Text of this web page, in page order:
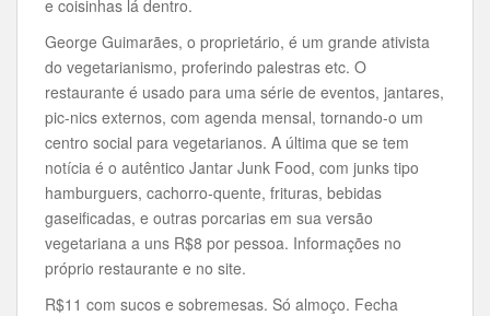
e coisinhas lá dentro.
George Guimarães, o proprietário, é um grande ativista
do vegetarianismo, proferindo palestras etc. O
restaurante é usado para uma série de eventos, jantares,
pic-nics externos, com agenda mensal, tornando-o um
centro social para vegetarianos. A última que se tem
notícia é o autêntico Jantar Junk Food, com junks tipo
hamburguers, cachorro-quente, frituras, bebidas
gaseificadas, e outras porcarias em sua versão
vegetariana a uns R$8 por pessoa. Informações no
próprio restaurante e no site.
R$11 com sucos e sobremesas. Só almoço. Fecha